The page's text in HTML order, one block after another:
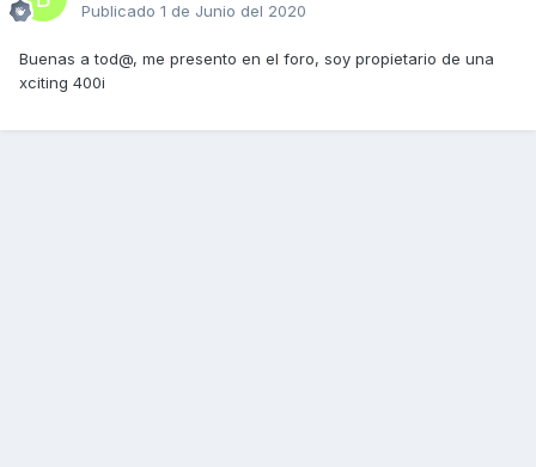
Publicado 1 de Junio del 2020
Buenas a tod@, me presento en el foro, soy propietario de una
xciting 400i